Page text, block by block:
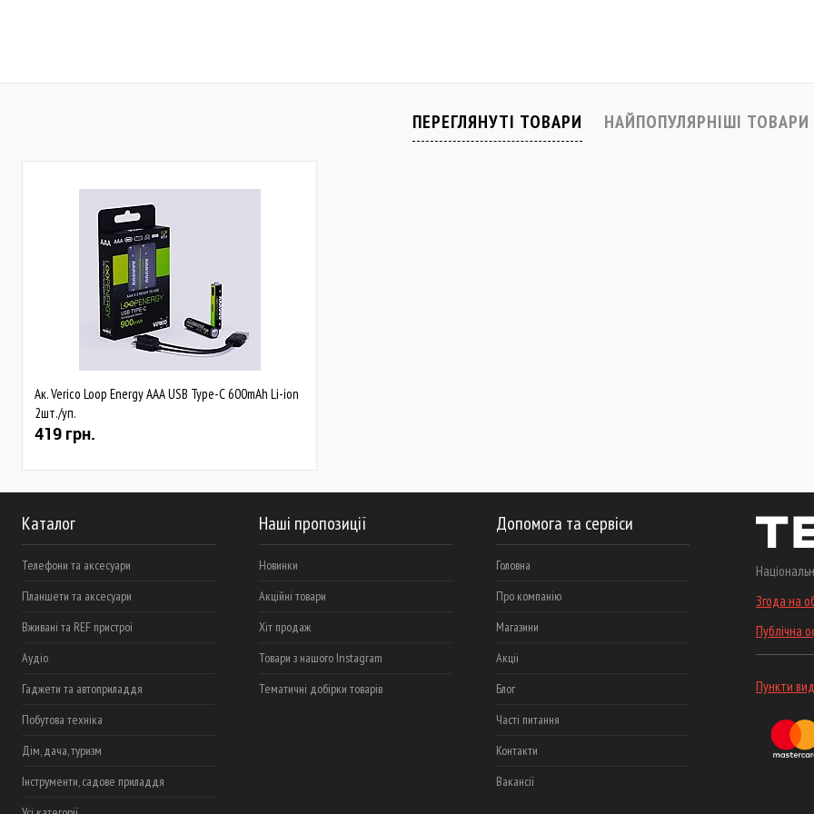
ПЕРЕГЛЯНУТІ ТОВАРИ НАЙПОПУЛЯРНІШІ ТОВАРИ
Ак. Verico Loop Energy AAA USB Type-C 600mAh Li-ion
2шт./уп.
419 грн.
Каталог
Телефони та аксесуари
Планшети та аксесуари
Вживані та REF пристрої
Аудіо
Гаджети та автоприладдя
Побутова техніка
Дім, дача, туризм
Інструменти, садове приладдя
Наші пропозиції
Новинки
Акційні товари
Хіт продаж
Товари з нашого Instagram
Тематичні добірки товарів
Допомога та сервіси
Головна
Про компанію
Магазини
Акціі
Блог
Часті питання
Контакти
Вакансії
Згода на
Публічна
Пункти